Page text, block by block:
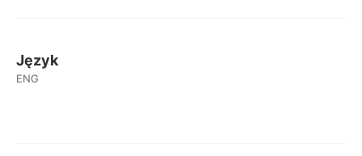
Język
ENG